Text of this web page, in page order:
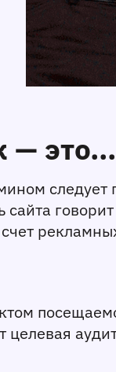
— это...
следует
целевая